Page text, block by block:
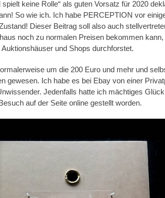
keine Rolle“ als guten Vorsatz für 2020
So wie ich. Ich habe PERCEPTION vor
Dieser Beitrag soll also auch
noch zu normalen Preisen bekommen
und Shops durchforstet.
um die 200 Euro und mehr und
gewesen. Ich habe es bei Ebay von einer
Jedenfalls hatte ich mächtiges
auf der Seite online gestellt worden.